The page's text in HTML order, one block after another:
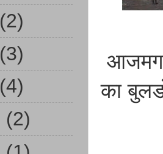
का
(2)
(3)
(4)
(2)